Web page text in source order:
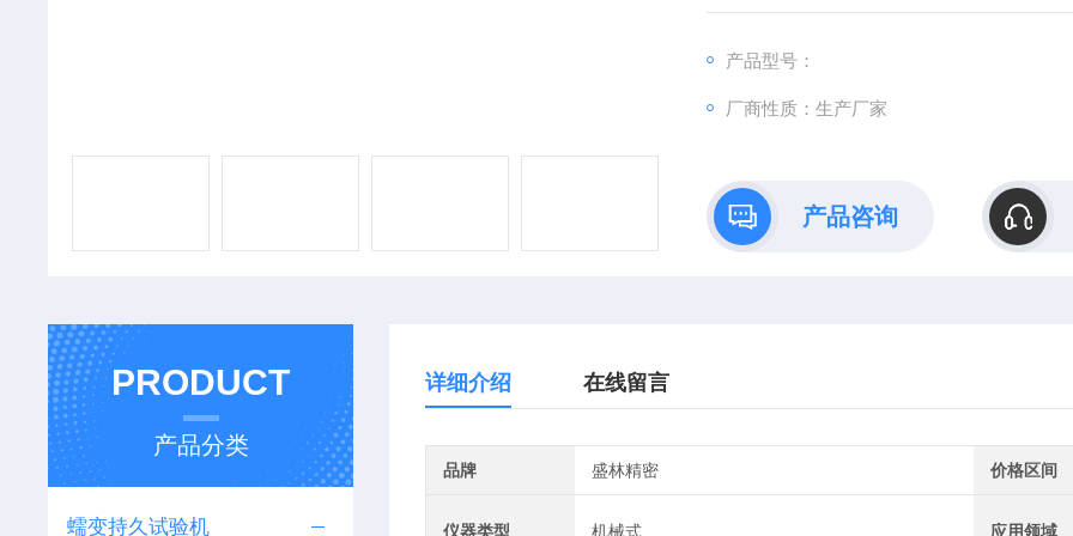
产品型号：
厂商性质：生产厂家
产品咨询
PRODUCT
产品分类
蠕变持久试验机
详细介绍 在线留言
品牌 盛林精密 价格区间
仪器类型 机械式 应用领域